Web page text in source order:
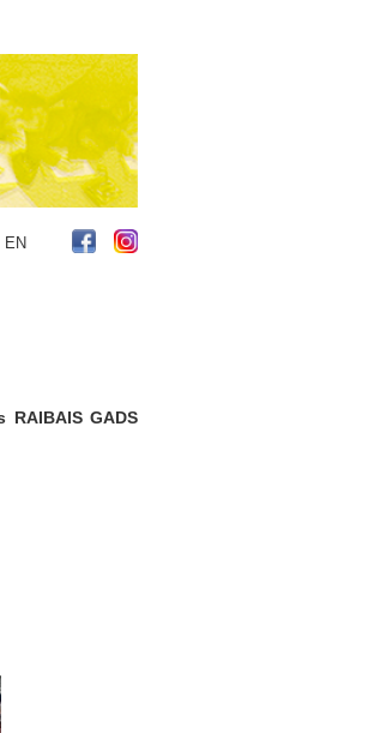
EN
GADS